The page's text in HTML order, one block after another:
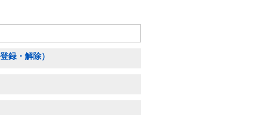
録・解除）